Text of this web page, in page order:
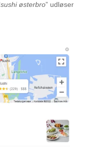
sushi østerbro” udløser